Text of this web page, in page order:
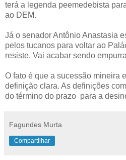
terá a legenda peemedebista
ao DEM.
Já o senador Antônio Anastasia
pelos tucanos para voltar ao
resiste. Vai acabar sendo
O fato é que a sucessão mineira
definição clara. As definições
do término do prazo para a
Fagundes Murta
Compartilhar